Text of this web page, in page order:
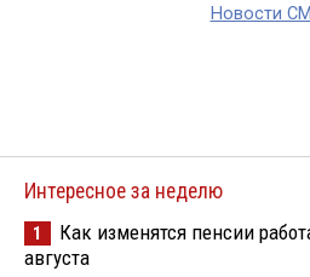
Новости
Интересное за неделю
1
Как изменятся пенсии
августа